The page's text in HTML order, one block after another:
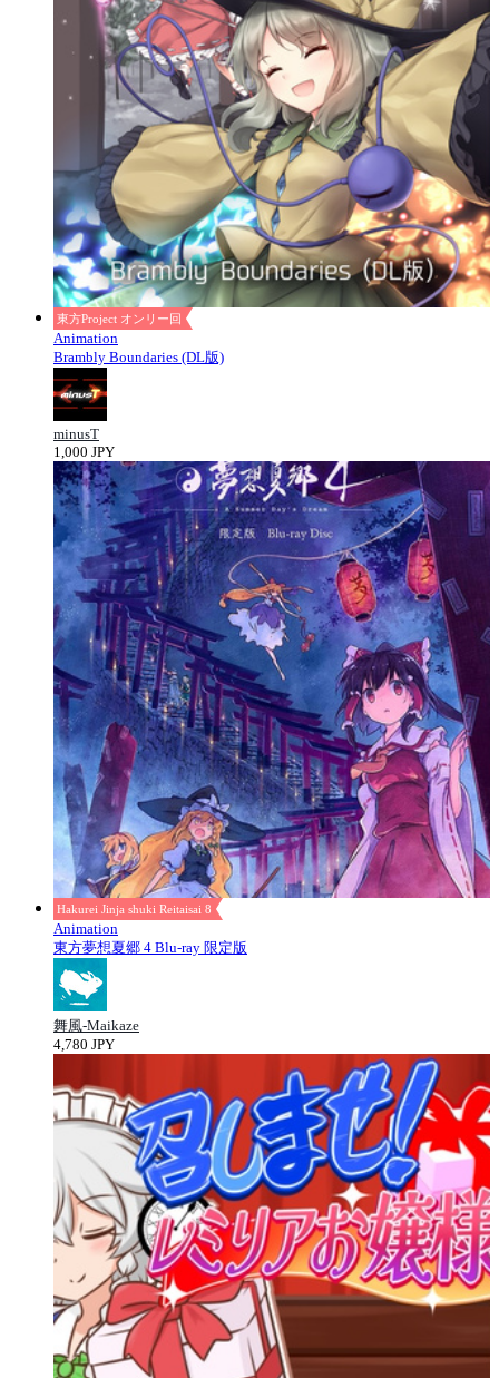
東方Project オンリー回
Animation
Brambly Boundaries (DL版)
minusT
1,000 JPY
Hakurei Jinja shuki Reitaisai 8
Animation
東方夢想夏郷 4 Blu-ray 限定版
舞風-Maikaze
4,780 JPY